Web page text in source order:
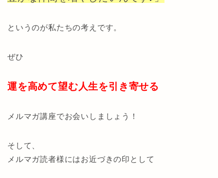
というのが私たちの考えです。
ぜひ
運を高めて望む人生を引き寄せる
メルマガ講座でお会いしましょう！
そして、
メルマガ読者様にはお近づきの印として